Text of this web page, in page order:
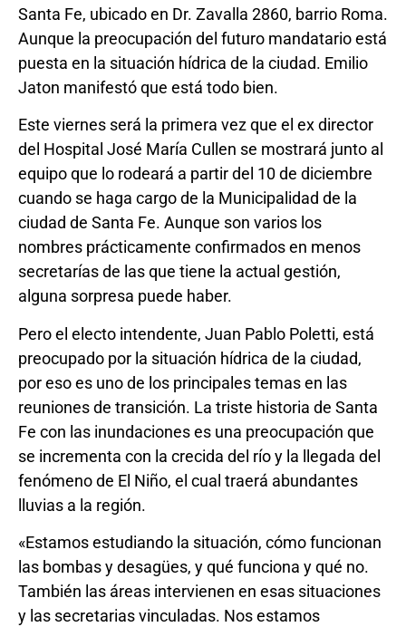
Santa Fe, ubicado en Dr. Zavalla 2860, barrio Roma.
Aunque la preocupación del futuro mandatario está
puesta en la situación hídrica de la ciudad. Emilio
Jaton manifestó que está todo bien.
Este viernes será la primera vez que el ex director
del Hospital José María Cullen se mostrará junto al
equipo que lo rodeará a partir del 10 de diciembre
cuando se haga cargo de la Municipalidad de la
ciudad de Santa Fe. Aunque son varios los
nombres prácticamente confirmados en menos
secretarías de las que tiene la actual gestión,
alguna sorpresa puede haber.
Pero el electo intendente, Juan Pablo Poletti, está
preocupado por la situación hídrica de la ciudad,
por eso es uno de los principales temas en las
reuniones de transición. La triste historia de Santa
Fe con las inundaciones es una preocupación que
se incrementa con la crecida del río y la llegada del
fenómeno de El Niño, el cual traerá abundantes
lluvias a la región.
«Estamos estudiando la situación, cómo funcionan
las bombas y desagües, y qué funciona y qué no.
También las áreas intervienen en esas situaciones
y las secretarias vinculadas. Nos estamos